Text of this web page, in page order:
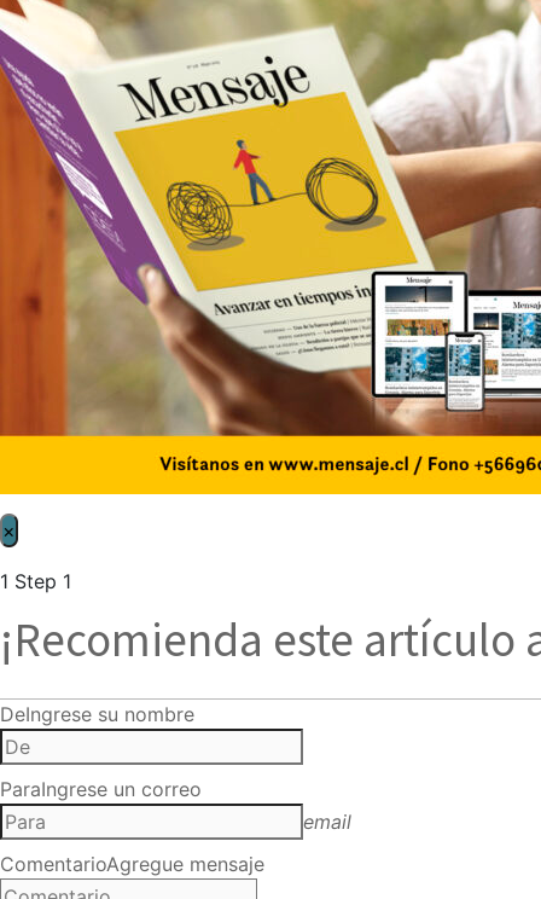
×
1 Step 1
¡Recomienda este artículo
DeIngrese su nombre
ParaIngrese un correo
email
ComentarioAgregue mensaje